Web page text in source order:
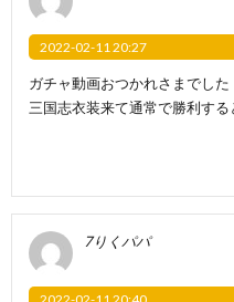
2022-02-11 20:27
ガチャ動画おつかれさまでした
三国志衣装来て通常で勝利する
7りくパパ